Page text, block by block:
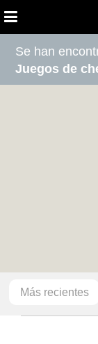
Se han
Juegos de
Más recientes